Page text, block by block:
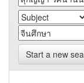
Start a new